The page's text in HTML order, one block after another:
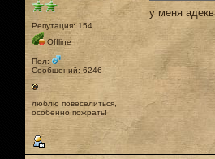
Репутация: 154
Offline
Пол:
Сообщений: 6246
люблю повеселиться,
особенно пожрать!
у меня